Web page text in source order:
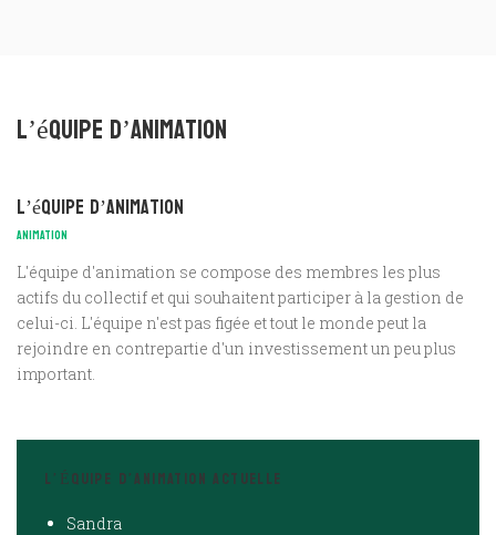
L’équipe d’animation
L’équipe d’animation
ANIMATION
L'équipe d'animation se compose des membres les plus
actifs du collectif et qui souhaitent participer à la gestion de
celui-ci. L'équipe n'est pas figée et tout le monde peut la
rejoindre en contrepartie d'un investissement un peu plus
important.
L’ÉQUIPE D’ANIMATION ACTUELLE
Sandra